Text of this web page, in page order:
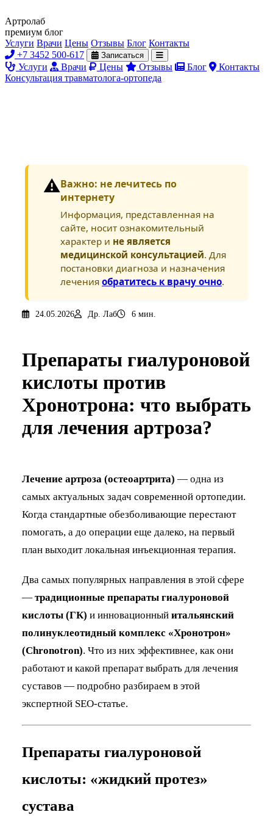
Артролаб
премиум блог
Услуги Врачи Цены Отзывы Блог Контакты
+7 3452 500-617
Записаться
Услуги Врачи Цены Отзывы Блог
Контакты
Консультация травматолога-ортопеда
⚠️Важно: не лечитесь по
интернету
Информация, представленная на
сайте, носит ознакомительный
характер и не является
медицинской консультацией. Для
постановки диагноза и назначения
лечения обратитесь к врачу очно.
24.05.2026 Др. Лаб 6 мин.
Препараты гиалуроновой
кислоты против
Хронотрона: что выбрать
для лечения артроза?
Лечение артроза (остеоартрита) — одна из
самых актуальных задач современной ортопедии.
Когда стандартные обезболивающие перестают
помогать, а до операции еще далеко, на первый
план выходит локальная инъекционная терапия.
Два самых популярных направления в этой сфере
— традиционные препараты гиалуроновой
кислоты (ГК) и инновационный итальянский
полинуклеотидный комплекс «Хронотрон»
(Chronotron). Что из них эффективнее, как они
работают и какой препарат выбрать для лечения
суставов — подробно разбираем в этой
экспертной SEO-статье.
Препараты гиалуроновой
кислоты: «жидкий протез»
сустава